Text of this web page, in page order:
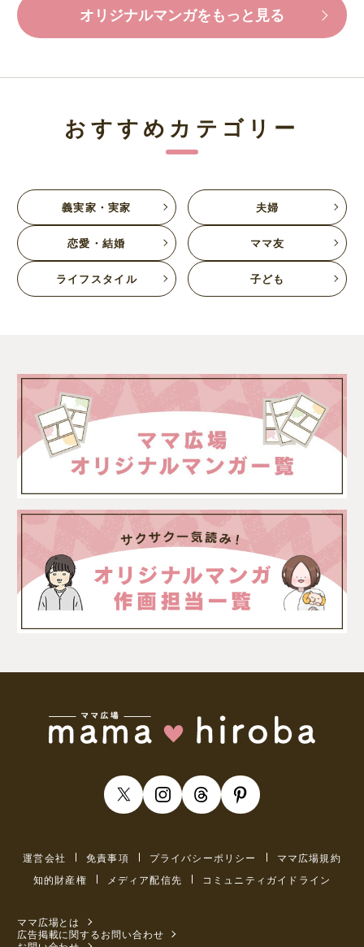
オリジナルマンガをもっと見る
おすすめカテゴリー
義実家・実家 夫婦
恋愛・結婚 ママ友
ライフスタイル 子ども
運営会社 免責事項 プライバシーポリシー
ママ広場規約
知的財産権
メディア配信先 コミュニティガイドライン
ママ広場とは
広告掲載に関するお問い合わせ